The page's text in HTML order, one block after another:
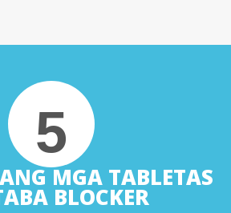
5
MGA TABLETAS
BLOCKER